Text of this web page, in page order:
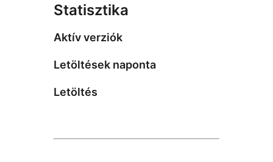
Statisztika
Aktív verziók
Letöltések naponta
Letöltés